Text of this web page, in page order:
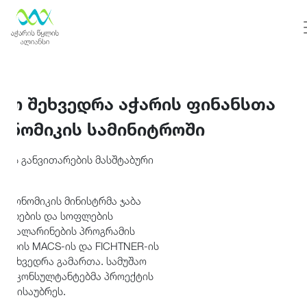
შეხვედრა აჭარის ფინანსთა
სამინიტროში
განვითარების მასშტაბური
მინისტრმა ჯაბა
და სოფლების
პროგრამის
MACS-ის და FICHTNER-ის
გამართა. სამუშაო
კონსულტანტებმა პროექტის
ისაუბრეს.